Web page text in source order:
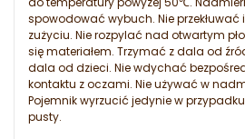
spowodować wybuch. Nie przekłuwać
zużyciu. Nie rozpylać nad otwartym
się materiałem. Trzymać z dala od
dala od dzieci. Nie wdychać
kontaktu z oczami. Nie używać w
Pojemnik wyrzucić jedynie w
pusty.